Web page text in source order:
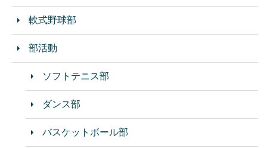
軟式野球部
部活動
ソフトテニス部
ダンス部
バスケットボール部